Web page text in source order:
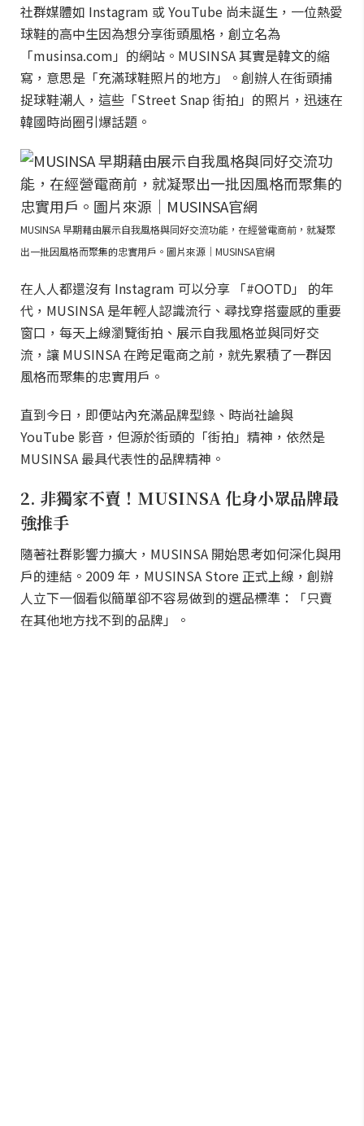
社群媒體如 Instagram 或 YouTube 尚未誕生，一位熱愛
球鞋的高中生因為想分享街頭風格，創立名為
「musinsa.com」的網站。MUSINSA 其實是韓文的縮
寫，意思是「充滿球鞋照片的地方」。創辦人在街頭捕
捉球鞋潮人，這些「Street Snap 街拍」的照片，迅速在
韓國時尚圈引爆話題。
MUSINSA 早期藉由展示自我風格與同好交流功能，在經營電商前，就凝聚
出一批因風格而聚集的忠實用戶。圖片來源｜MUSINSA官網
在人人都還沒有 Instagram 可以分享 「#OOTD」 的年
代，MUSINSA 是年輕人認識流行、尋找穿搭靈感的重要
窗口，每天上線瀏覽街拍、展示自我風格並與同好交
流，讓 MUSINSA 在跨足電商之前，就先累積了一群因
風格而聚集的忠實用戶。
直到今日，即便站內充滿品牌型錄、時尚社論與
YouTube 影音，但源於街頭的「街拍」精神，依然是
MUSINSA 最具代表性的品牌精神。
2. 非獨家不賣！MUSINSA 化身小眾品牌最
強推手
隨著社群影響力擴大，MUSINSA 開始思考如何深化與用
戶的連結。2009 年，MUSINSA Store 正式上線，創辦
人立下一個看似簡單卻不容易做到的選品標準：「只賣
在其他地方找不到的品牌」。